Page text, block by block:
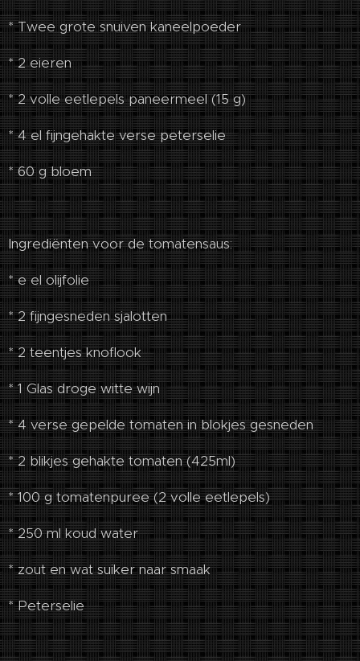
* Twee grote snuiven kaneelpoeder
* 2 eieren
* 2 volle eetlepels paneermeel (15 g)
* 4 el fijngehakte verse peterselie
* 60 g bloem
Ingrediënten voor de tomatensaus:
* e el olijfolie
* 2 fijngesneden sjalotten
* 2 teentjes knoflook
* 1 Glas droge witte wijn
* 4 verse gepelde tomaten in blokjes gesneden
* 2 blikjes gehakte tomaten (425ml)
* 100 g tomatenpuree (2 volle eetlepels)
* 250 ml koud water
* zout en wat suiker naar smaak
* Peterselie